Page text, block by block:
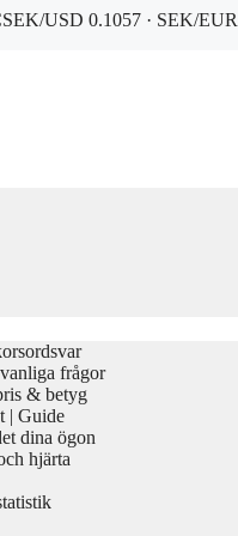
SEK/USD 0.1057 · SEK/
frågor
& betyg
| Guide
dina ögon
hjärta